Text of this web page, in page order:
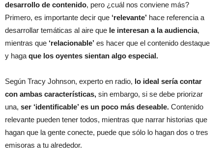
desarrollo de contenido, pero ¿cuál nos conviene más?
Primero, es importante decir que ‘relevante’ hace referencia a
desarrollar temáticas al aire que le interesan a la audiencia,
mientras que ‘relacionable’ es hacer que el contenido destaque
y haga que los oyentes sientan algo especial.
Según Tracy Johnson, experto en radio, lo ideal sería contar
con ambas características, sin embargo, si se debe priorizar
una, ser ‘identificable’ es un poco más deseable. Contenido
relevante pueden tener todos, mientras que narrar historias que
hagan que la gente conecte, puede que sólo lo hagan dos o tres
emisoras a tu alrededor.